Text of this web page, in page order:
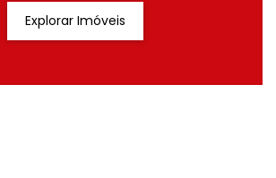
Explorar Imóveis